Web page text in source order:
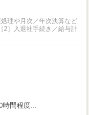
理や月次／年次決算など
2］入退社手続き／給与計
間程度...